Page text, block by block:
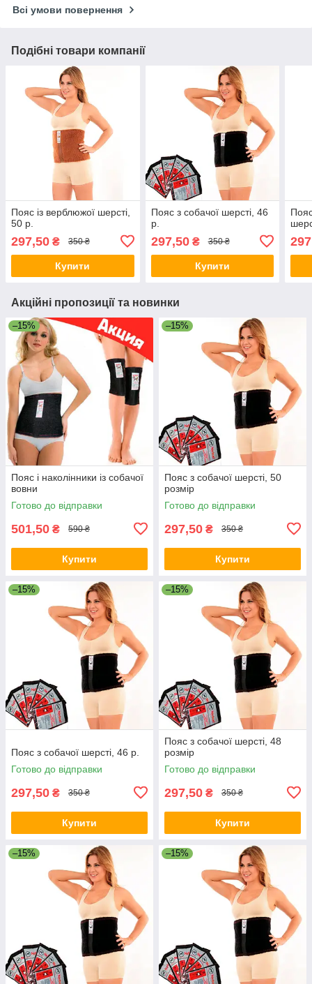
Всі умови повернення
Подібні товари компанії
Пояс із верблюжої шерсті,
50 р.
297,50 ₴ 350 ₴
Купити
Пояс з собачої шерсті, 46
р.
297,50₴ 350 ₴
Купити
Акційні пропозиції та новинки
–15%
Пояс і наколінники із собачої
вовни
Готово до відправки
501,50 ₴ 590 ₴
Купити
–15%
Пояс з собачої шерсті, 50
розмір
Готово до відправки
297,50 ₴ 350 ₴
Купити
–15%
Пояс з собачої шерсті, 46 р.
Готово до відправки
297,50 ₴ 350 ₴
Купити
–15%
Пояс з собачої шерсті, 48
розмір
Готово до відправки
297,50 ₴ 350 ₴
Купити
–15% –15%